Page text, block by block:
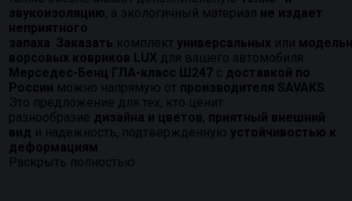
звукоизоляцию, а экологичный материал не издает
неприятного
запаха. Заказать комплект универсальных или
ворсовых ковриков LUX для вашего автомобиля
Мерседес-Бенц ГЛА-класс Ш247 с доставкой по
России можно напрямую от производителя SAVAKS.
Это предложение для тех, кто ценит
разнообразие дизайна и цветов, приятный внешний
вид и надежность, подтвержденную устойчивостью к
деформациям.
Раскрыть полностью